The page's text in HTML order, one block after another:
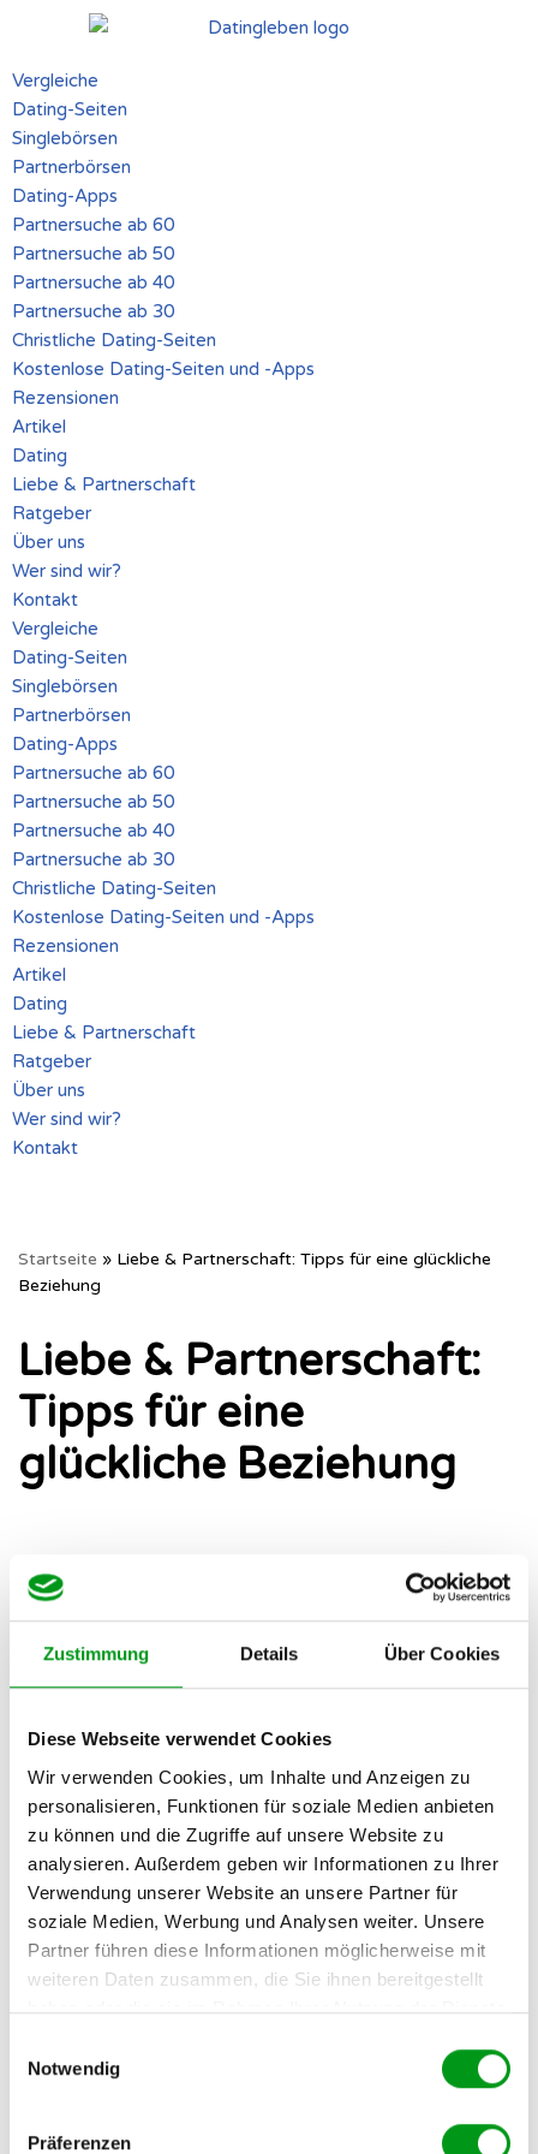
Zustimmung Details Über Cookies
Diese Webseite verwendet Cookies
Wir verwenden Cookies, um Inhalte und Anzeigen zu
personalisieren, Funktionen für soziale Medien anbieten
zu können und die Zugriffe auf unsere Website zu
analysieren. Außerdem geben wir Informationen zu Ihrer
Verwendung unserer Website an unsere Partner für
soziale Medien, Werbung und Analysen weiter. Unsere
Partner führen diese Informationen möglicherweise mit
weiteren Daten zusammen, die Sie ihnen bereitgestellt
haben oder die sie im Rahmen Ihrer Nutzung der Dienste
Notwendig
Präferenzen
Inhalt
springen
Vergleiche
Dating-Seiten
Singlebörsen
Partnerbörsen
Dating-Apps
Partnersuche ab 60
Partnersuche ab 50
Partnersuche ab 40
Partnersuche ab 30
Christliche Dating-Seiten
Kostenlose Dating-Seiten und -Apps
Rezensionen
Artikel
Dating
Liebe & Partnerschaft
Ratgeber
Über uns
Wer sind wir?
Kontakt
Vergleiche
Dating-Seiten
Singlebörsen
Partnerbörsen
Dating-Apps
Partnersuche ab 60
Partnersuche ab 50
Partnersuche ab 40
Partnersuche ab 30
Christliche Dating-Seiten
Kostenlose Dating-Seiten und -Apps
Rezensionen
Artikel
Dating
Liebe & Partnerschaft
Ratgeber
Über uns
Wer sind wir?
Kontakt
Startseite » Liebe & Partnerschaft: Tipps für eine glückliche
Beziehung
Liebe & Partnerschaft:
Tipps für eine
glückliche Beziehung
Liebeskummer überwinden:
Hilfreiche Tipps und Ratschläge
vonAnne-Sofie 6. September 2023
Herz pocht, dein Bauch schmerzt, du hast keine Appetit und
Die fünf Beziehungsphasen: Bleiben
oder gehen?
von Anne-Sofie 24. August 2023
Wenn wir frisch verliebt sind, gibt es gefühlt nichts in der
Weiterlesen »
Ist meine Beziehung am Ende?